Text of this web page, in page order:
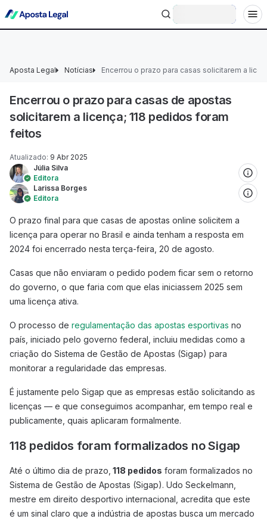
+18 Ministério da Fazenda adverte: aposta não é investimento.
Aposta Legal Notícias Encerrou o prazo para casas solicitarem a
Encerrou o prazo para casas de apostas
solicitarem a licença; 118 pedidos foram
feitos
Atualizado: 9 Abr 2025
Júlia Silva
Editora
Larissa Borges
Editora
O prazo final para que casas de apostas online solicitem a
licença para operar no Brasil e ainda tenham a resposta em
2024 foi encerrado nesta terça-feira, 20 de agosto.
Casas que não enviaram o pedido podem ficar sem o retorno
do governo, o que faria com que elas iniciassem 2025 sem
uma licença ativa.
O processo de regulamentação das apostas esportivas no
país, iniciado pelo governo federal, incluiu medidas como a
criação do Sistema de Gestão de Apostas (Sigap) para
monitorar a regularidade das empresas.
É justamente pelo Sigap que as empresas estão solicitando as
licenças — e que conseguimos acompanhar, em tempo real e
publicamente, quais aplicaram formalmente.
118 pedidos foram formalizados no Sigap
Até o último dia de prazo, 118 pedidos foram formalizados no
Sistema de Gestão de Apostas (Sigap). Udo Seckelmann,
mestre em direito desportivo internacional, acredita que este
é um sinal claro que a indústria de apostas busca um mercado